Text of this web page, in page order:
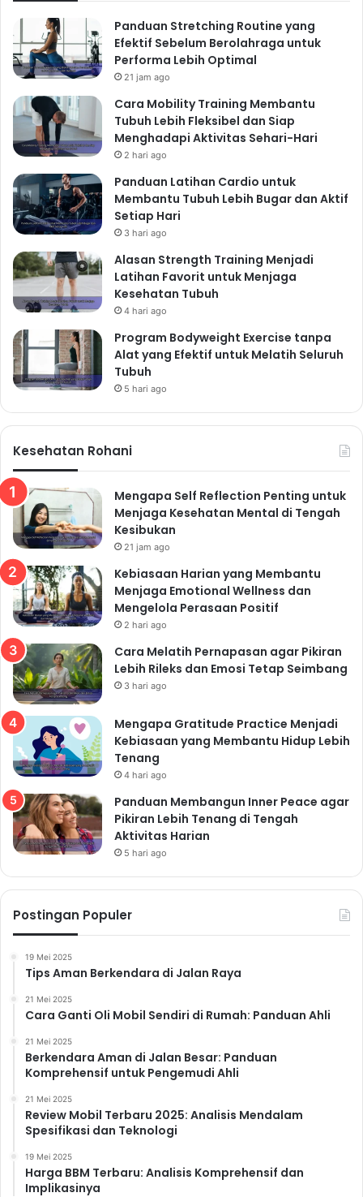
Panduan Stretching Routine yang
Efektif Sebelum Berolahraga untuk
Performa Lebih Optimal
21 jam ago
Cara Mobility Training Membantu
Tubuh Lebih Fleksibel dan Siap
Menghadapi Aktivitas Sehari-Hari
2 hari ago
Panduan Latihan Cardio untuk
Membantu Tubuh Lebih Bugar dan Aktif
Setiap Hari
3 hari ago
Alasan Strength Training Menjadi
Latihan Favorit untuk Menjaga
Kesehatan Tubuh
4 hari ago
Program Bodyweight Exercise tanpa
Alat yang Efektif untuk Melatih Seluruh
Tubuh
5 hari ago
Kesehatan Rohani
Mengapa Self Reflection Penting untuk
Menjaga Kesehatan Mental di Tengah
Kesibukan
21 jam ago
Kebiasaan Harian yang Membantu
Menjaga Emotional Wellness dan
Mengelola Perasaan Positif
2 hari ago
Cara Melatih Pernapasan agar Pikiran
Lebih Rileks dan Emosi Tetap Seimbang
3 hari ago
Mengapa Gratitude Practice Menjadi
Kebiasaan yang Membantu Hidup Lebih
Tenang
4 hari ago
Panduan Membangun Inner Peace agar
Pikiran Lebih Tenang di Tengah
Aktivitas Harian
5 hari ago
Postingan Populer
19 Mei 2025
Tips Aman Berkendara di Jalan Raya
21 Mei 2025
Cara Ganti Oli Mobil Sendiri di Rumah: Panduan Ahli
21 Mei 2025
Berkendara Aman di Jalan Besar: Panduan
Komprehensif untuk Pengemudi Ahli
21 Mei 2025
Review Mobil Terbaru 2025: Analisis Mendalam
Spesifikasi dan Teknologi
19 Mei 2025
Harga BBM Terbaru: Analisis Komprehensif dan
Implikasinya